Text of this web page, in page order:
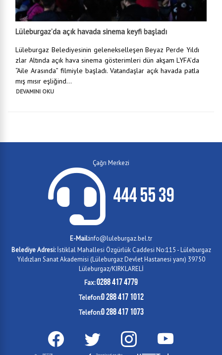
Lüleburgaz’da açık havada sinema keyfi başladı
Lüleburgaz Belediyesinin gelenekselleşen Beyaz Perde Yıldı
zlar Altında açık hava sinema gösterimleri dün akşam LYFA’da
“Aile Arasında” filmiyle başladı. Vatandaşlar açık havada patla
mış mısır eşliğind...
DEVAMINI OKU
Çağrı Merkezi
444 55 39
E-Mail:info@luleburgaz.bel.tr
Belediye Adresi:İstiklal Mahallesi Özgürlük Caddesi No:115 - Lüleburgaz
Yıldızları Sanat Akademisi (Lüleburgaz Devlet Hastanesi yanı) 39750
Lüleburgaz/KIRKLARELİ
Fax:0288 417 4779
Telefon:0 288 417 1012
Telefon:0 288 417 1073